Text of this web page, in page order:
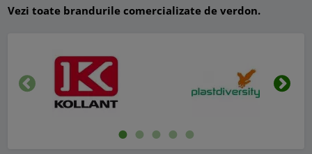
Vezi toate brandurile comercializate de verdon.
Inapoi